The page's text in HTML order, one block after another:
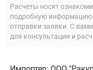
Расчеты носят
подробную информацию
отправки заявки. С
для консультации и